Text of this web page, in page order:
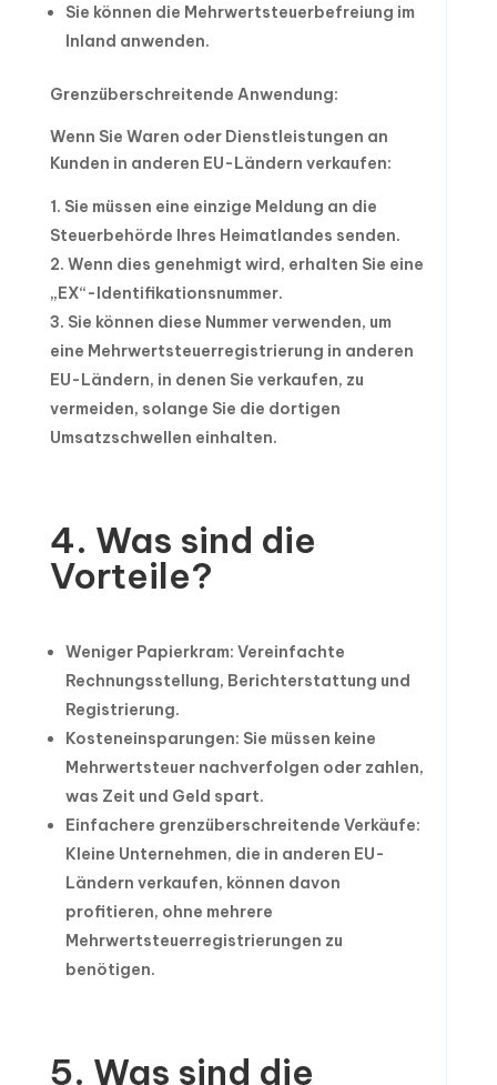
Sie können die Mehrwertsteuerbefreiung im
Inland anwenden.
Grenzüberschreitende Anwendung:
Wenn Sie Waren oder Dienstleistungen an
Kunden in anderen EU-Ländern verkaufen:
Sie müssen eine einzige Meldung an die
Steuerbehörde Ihres Heimatlandes senden.
Wenn dies genehmigt wird, erhalten Sie eine
„EX“-Identifikationsnummer.
Sie können diese Nummer verwenden, um
eine Mehrwertsteuerregistrierung in anderen
EU-Ländern, in denen Sie verkaufen, zu
vermeiden, solange Sie die dortigen
Umsatzschwellen einhalten.
4. Was sind die
Vorteile?
Weniger Papierkram: Vereinfachte
Rechnungsstellung, Berichterstattung und
Registrierung.
Kosteneinsparungen: Sie müssen keine
Mehrwertsteuer nachverfolgen oder zahlen,
was Zeit und Geld spart.
Einfachere grenzüberschreitende Verkäufe:
Kleine Unternehmen, die in anderen EU-
Ländern verkaufen, können davon
profitieren, ohne mehrere
Mehrwertsteuerregistrierungen zu
benötigen.
5. Was sind die